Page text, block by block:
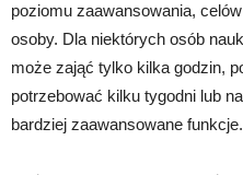
poziomu zaawansowania,
osoby. Dla niektórych osób
może zająć tylko kilka godzin,
potrzebować kilku tygodni lub
bardziej zaawansowane funkcje.